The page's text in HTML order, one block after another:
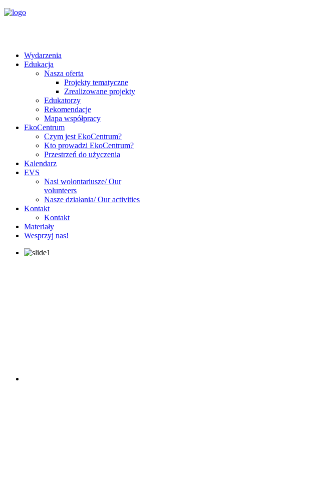
Wydarzenia
Edukacja
Nasza oferta
Projekty tematyczne
Zrealizowane projekty
Edukatorzy
Rekomendacje
Mapa współpracy
EkoCentrum
Czym jest EkoCentrum?
Kto prowadzi EkoCentrum?
Przestrzeń do użyczenia
Kalendarz
EVS
Nasi wolontariusze/ Our
volunteers
Nasze działania/ Our activities
Kontakt
Kontakt
Materiały
Wesprzyj nas!